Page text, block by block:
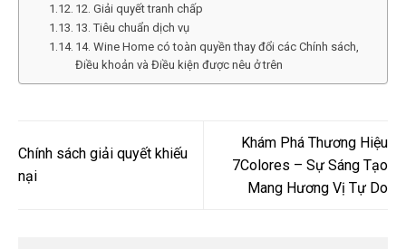
12. Giải quyết tranh chấp
13. Tiêu chuẩn dịch vụ
14. Wine Home có toàn quyền thay đổi các Chính sách,
Điều khoản và Điều kiện được nêu ở trên
Chính sách giải quyết khiếu
nại
Khám Phá Thương Hiệu
7Colores – Sự Sáng Tạo
Mang Hương Vị Tự Do